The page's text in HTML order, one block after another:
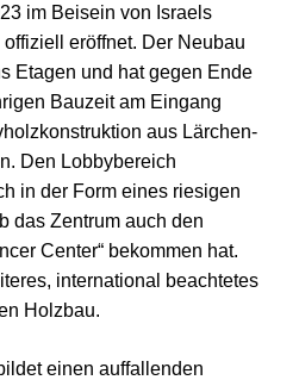
im Beisein von Israels
eröffnet. Der Neubau
Etagen und hat gegen Ende
Bauzeit am Eingang
aus Lärchen-
Den Lobbybereich
in der Form eines riesigen
das Zentrum auch den
Center“ bekommen hat.
international beachtetes
Holzbau.
einen auffallenden